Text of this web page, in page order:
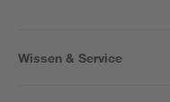
Wissen & Service